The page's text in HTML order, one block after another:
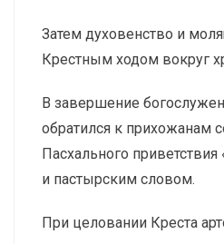
Затем духовенство и
Крестным ходом вокруг
В завершение
обратился к прихожанам
Пасхального приветствия
и пастырским словом.
При целовании Креста